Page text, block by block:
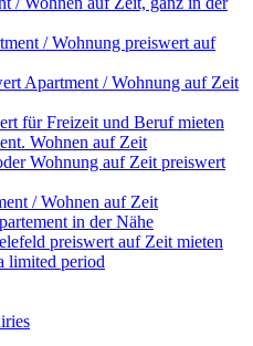
/ Wohnung preiswert auf
Apartment / Wohnung auf Zeit
für Freizeit und Beruf mieten
Wohnen auf Zeit
Wohnung auf Zeit preiswert
/ Wohnen auf Zeit
in der Nähe
preiswert auf Zeit mieten
limited period